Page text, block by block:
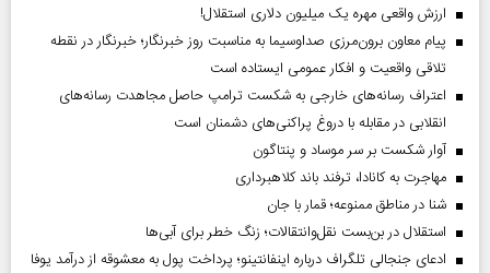
ارزش واقعی مهره یک میلیون دلاری استقلال!
پیام معاون برون‌مرزی صداوسیما به مناسبت روز خبرنگار؛ خبرنگار در نقطه
تلاقی واقعیت و افکار عمومی ایستاده است
اعتراف رسانه‌های خارجی به شکست ترامپ حاصل مجاهدت رسانه‌های
انقلابی در مقابله با دروغ پراکنی‌های دشمنان است
آوار شکست بر سر موساد و پنتاگون
مهاجرت به کانادا، ترفند باند کلاهبرداری
شنا در مناطق ممنوعه؛ قمار با جان
استقلال در بن‌بست نقل‌وانتقالات؛ زنگ خطر برای آبی‌ها
ادعای جنجالی تلگراف درباره اینفانتینو؛ پرداخت پول به معشوقه از درآمد یوفا